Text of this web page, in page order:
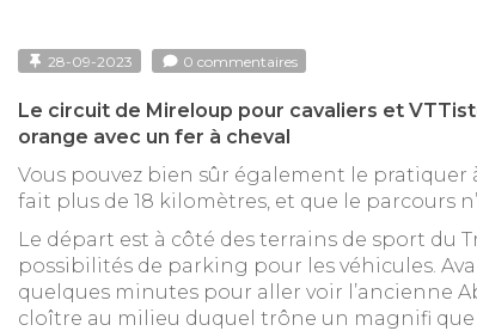
28-09-2023 0 commentaires
Le circuit de Mireloup pour cavaliers et
orange avec un fer à cheval
Vous pouvez bien sûr également le pratiquer
fait plus de 18 kilomètres, et que le parcours
Le départ est à côté des terrains de sport du
possibilités de parking pour les véhicules.
quelques minutes pour aller voir l’ancienne
cloître au milieu duquel trône un magnifi que